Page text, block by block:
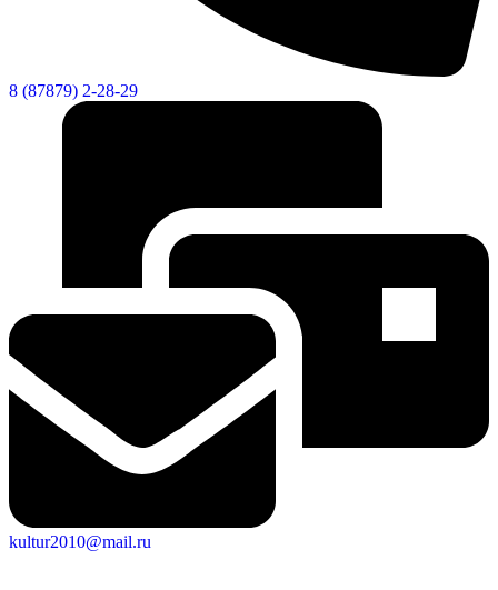
8 (87879) 2-28-29
kultur2010@mail.ru